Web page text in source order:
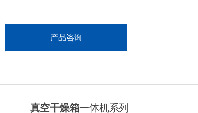
产品咨询
真空干燥箱一体机系列